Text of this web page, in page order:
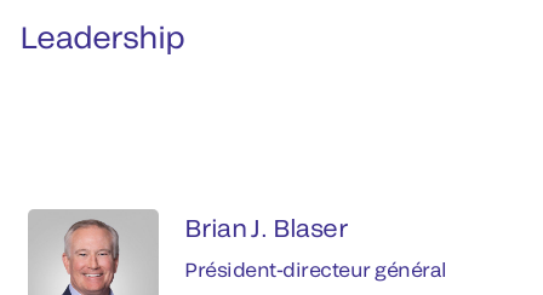
Leadership
Brian J. Blaser
Président-directeur général